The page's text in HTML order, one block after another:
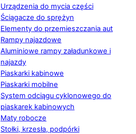
Urządzenia do mycia części
Ściągacze do sprężyn
Elementy do przemieszczania aut
Rampy najazdowe
Aluminiowe rampy załadunkowe i
najazdy
Piaskarki kabinowe
Piaskarki mobilne
System odciągu cyklonowego do
piaskarek kabinowych
Maty robocze
Stołki, krzesła, podpórki